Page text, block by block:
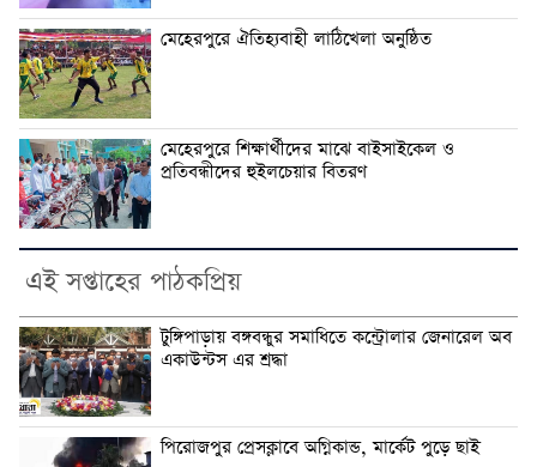
মেহেরপুরে ঐতিহ্যবাহী লাঠিখেলা অনুষ্ঠিত
মেহেরপুরে শিক্ষার্থীদের মাঝে বাইসাইকেল ও
প্রতিবন্ধীদের হুইলচেয়ার বিতরণ
এই সপ্তাহের পাঠকপ্রিয়
টুঙ্গিপাড়ায় বঙ্গবন্ধুর সমাধিতে কন্ট্রোলার জেনারেল অব
একাউন্টস এর শ্রদ্ধা
পিরোজপুর প্রেসক্লাবে অগ্নিকান্ড, মার্কেট পুড়ে ছাই